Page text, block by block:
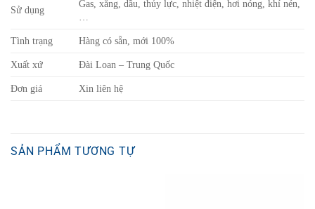
Sử dụng
Gas, xăng, dầu, thủy lực, nhiệt điện, hơi nóng, khí nén,
Tình trạng Hàng có sẵn, mới 100%
Xuất xứ Đài Loan – Trung Quốc
Đơn giá Xin liên hệ
SẢN PHẨM TƯƠNG TỰ